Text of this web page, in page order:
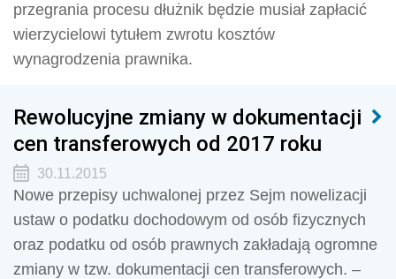
przegrania procesu dłużnik będzie musiał zapłacić
wierzycielowi tytułem zwrotu kosztów
wynagrodzenia prawnika.
Rewolucyjne zmiany w dokumentacji
cen transferowych od 2017 roku
30.11.2015
Nowe przepisy uchwalonej przez Sejm nowelizacji
ustaw o podatku dochodowym od osób fizycznych
oraz podatku od osób prawnych zakładają ogromne
zmiany w tzw. dokumentacji cen transferowych. –